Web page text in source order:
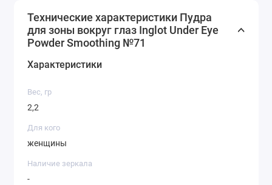
Технические характеристики Пудра
для зоны вокруг глаз Inglot Under Eye
Powder Smoothing №71
Характеристики
Вес, гр
2,2
Для кого
женщины
Наличие зеркала
-